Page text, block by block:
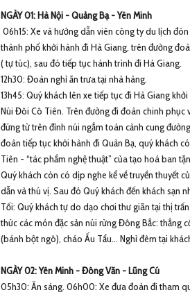
NGÀY 01: Hà Nội - Quảng Bạ - Yên Minh
06h15: Xe và hướng dẫn viên công ty du lịch
thành phố khởi hành đi Hà Giang, trên đường
( tự túc), sau đó tiếp tục hành trình đi Hà Giang.
12h30: Đoàn nghỉ ăn trưa tại nhà hàng.
13h45: Quý khách lên xe tiếp tục đi Hà Giang
Núi Đôi Cô Tiên. Trên đường đi đoàn chinh phục
đứng từ trên đỉnh núi ngắm toàn cảnh cung
đoàn tiếp tục khởi hành đi Quản Bạ, quý khách
Tiên - “tác phẩm nghệ thuật” của tạo hoá ban
Quý khách còn có dịp nghe kể về truyền thuyết
dẫn và thú vị. Sau đó Quý khách đến khách sạn
Tối: Quý khách tự do dạo chơi thư giãn tại thị
thức các món đặc sản núi rừng Đông Bắc: thắng
(bánh bột ngô), cháo Ấu Tẩu… Nghỉ đêm tại
NGÀY 02: Yên Minh - Đông Văn - Lũng Cú
05h30: Ăn sáng. 06h00: Xe đưa đoàn đi tham